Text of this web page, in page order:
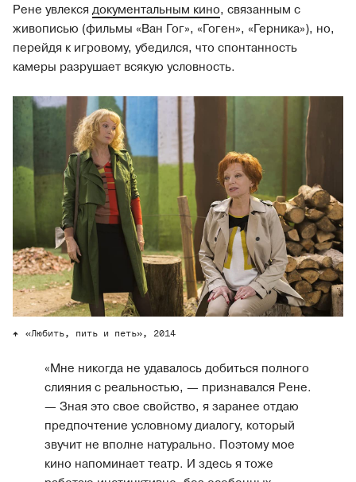
Рене увлекся документальным кино, связанным с
живописью (фильмы «Ван Гог», «Гоген», «Герника»), но,
перейдя к игровому, убедился, что спонтанность
камеры разрушает всякую условность.
«Любить, пить и петь», 2014
«Мне никогда не удавалось добиться полного
слияния с реальностью, — признавался Рене.
— Зная это свое свойство, я заранее отдаю
предпочтение условному диалогу, который
звучит не вполне натурально. Поэтому мое
кино напоминает театр. И здесь я тоже